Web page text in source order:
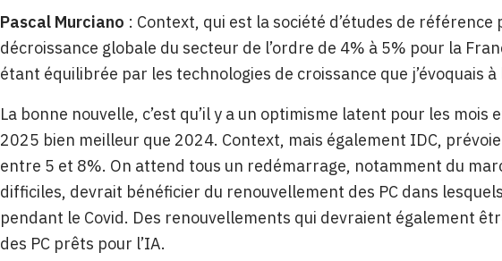
Pascal Murciano : Context, qui est la société d’études de
décroissance globale du secteur de l’ordre de 4% à 5% pour la
étant équilibrée par les technologies de croissance que j’évoquais à
La bonne nouvelle, c’est qu’il y a un optimisme latent pour les
2025 bien meilleur que 2024. Context, mais également IDC,
entre 5 et 8%. On attend tous un redémarrage, notamment du
difficiles, devrait bénéficier du renouvellement des PC dans
pendant le Covid. Des renouvellements qui devraient également
des PC prêts pour l’IA.